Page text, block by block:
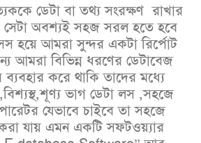
ডেটা বা তথ্য সংরক্ষণ রাখার
অবশ্যই সহজ সরল হতে হবে
হয়ে আমরা সুন্দর একটা রির্পোট
আমরা বিভিন্ন ধরণের ডেটাবেজ
করে থাকি তাদের মধ্যে
ভাগ ডেটা লস ,সহজে
যেভাবে চাইবে তা সহজে
যায় এমন একটি সফটওয়্যার